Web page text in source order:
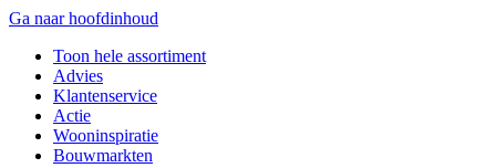
Ga naar hoofdinhoud
Toon hele assortiment
Advies
Klantenservice
Actie
Wooninspiratie
Bouwmarkten